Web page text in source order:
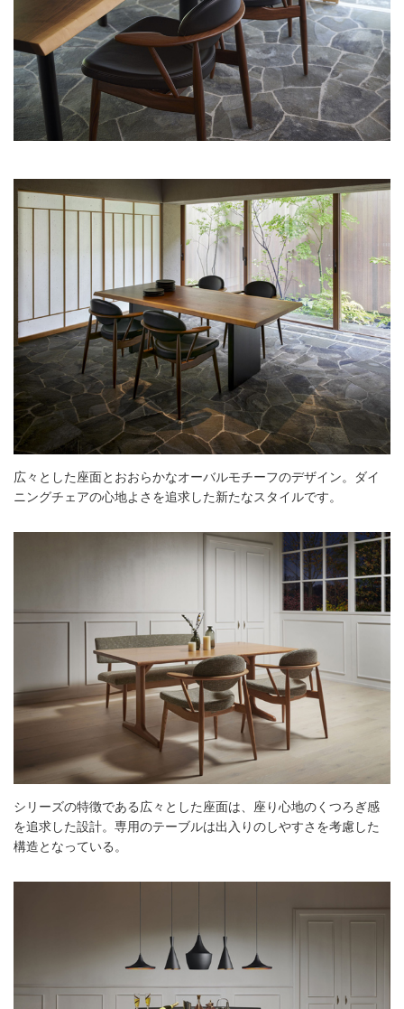
広々とした座面とおおらかなオーバルモチーフのデザイン。ダイ
ニングチェアの心地よさを追求した新たなスタイルです。
シリーズの特徴である広々とした座面は、座り心地のくつろぎ感
を追求した設計。専用のテーブルは出入りのしやすさを考慮した
構造となっている。